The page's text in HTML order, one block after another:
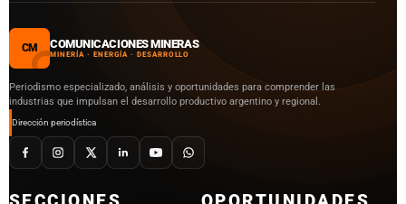
CM COMUNICACIONES MINERAS
MINERÍA · ENERGÍA · DESARROLLO
Periodismo especializado, análisis y oportunidades para comprender las
industrias que impulsan el desarrollo productivo argentino y regional.
Dirección periodística